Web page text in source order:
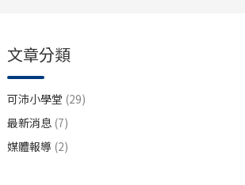
文章分類
可沛小學堂 (29)
最新消息 (7)
媒體報導 (2)